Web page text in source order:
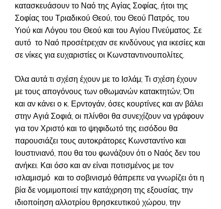
κατασκευάσουν το Ναό της Αγίας Σοφίας, ήτοι της
Σοφίας του Τριαδικού Θεού, του Θεού Πατρός, του
Υιού και Λόγου του Θεού και του Αγίου Πνεύματος. Σε
αυτό το Ναό προσέτρεχαν σε κινδύνους για ικεσίες και
σε νίκες για ευχαριστίες οι Κωνσταντινουπολίτες.
Όλα αυτά τι σχέση έχουν με το Ισλάμ; Τι σχέση έχουν
με τους απογόνους των οθωμανών κατακτητών; Ότι
και αν κάνει ο κ. Ερντογάν, όσες κουρτίνες και αν βάλει
στην Αγιά Σοφιά, οι πλίνθοι θα συνεχίζουν να γράφουν
για τον Χριστό και το ψηφιδωτό της εισόδου θα
παρουσιάζει τους αυτοκράτορες Κωνσταντίνο και
Ιουστινιανό, που θα του φωνάζουν ότι ο Ναός δεν του
ανήκει. Και όσο και αν είναι ποτισμένος με τον
ισλαμισμό και το σοβινισμό θάπρεπε να γνωρίζει ότι η
βία δε νομιμοποιεί την κατάχρηση της εξουσίας, την
ιδιοποίηση αλλοτρίου θρησκευτικού χώρου, την